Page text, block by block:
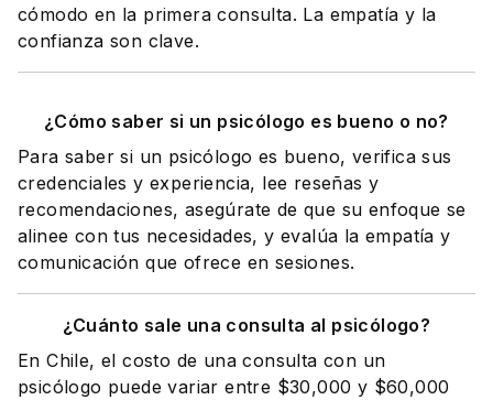
cómodo en la primera consulta. La empatía y la
confianza son clave.
¿Cómo saber si un psicólogo es bueno o no?
Para saber si un psicólogo es bueno, verifica sus
credenciales y experiencia, lee reseñas y
recomendaciones, asegúrate de que su enfoque se
alinee con tus necesidades, y evalúa la empatía y
comunicación que ofrece en sesiones.
¿Cuánto sale una consulta al psicólogo?
En Chile, el costo de una consulta con un
psicólogo puede variar entre $30,000 y $60,000